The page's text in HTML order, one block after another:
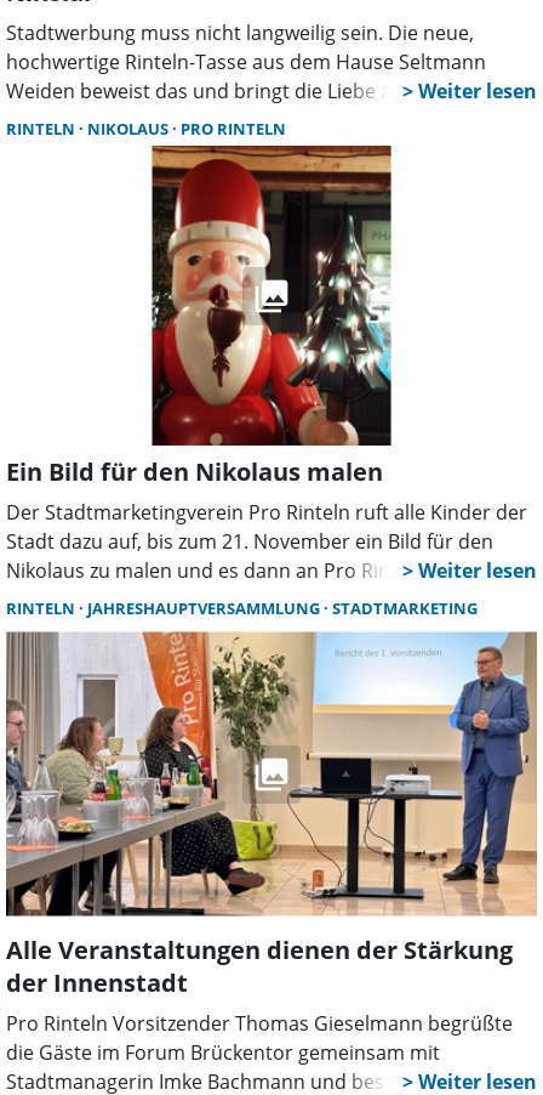
Stadtwerbung muss nicht langweilig sein. Die neue,
hochwertige Rinteln-Tasse aus dem Hause Seltmann
Weiden beweist das und bringt die Liebe zur Weserstadt
als echter Lifestyle-Botschafter direkt in den Alltag.
RINTELN NIKOLAUS PRO RINTELN
Ein Bild für den Nikolaus malen
Der Stadtmarketingverein Pro Rinteln ruft alle Kinder der
Stadt dazu auf, bis zum 21. November ein Bild für den
Nikolaus zu malen und es dann an Pro Rinteln zu senden
mit einem Euro. Auch dieses Jahr werden dann die
Kunstwerke für den Nikolaus einen Platz in den
Schaufenstern und Auslagen in der Rintelner Innenstadt
zu sehen sein, zusammen mit einem von den Geschäften
gefüllten Überraschungstütchen. Die Kinder können dann
ab dem 6. Dezember ihre Bilder in den Schaufenstern
suchen und das Tütchen während der Öffnungszeiten
abholen. Der Erlös aus den Einnahmen der abgegebenen
Bilder kommt wieder einer Rintelner Schule oder einem
Kindergarten zugute.
RINTELN JAHRESHAUPTVERSAMMLUNG STADTMARKETING
Alle Veranstaltungen dienen der Stärkung
der Innenstadt
Pro Rinteln Vorsitzender Thomas Gieselmann begrüßte
die Gäste im Forum Brückentor gemeinsam mit
Stadtmanagerin Imke Bachmann und bescheinigte dem